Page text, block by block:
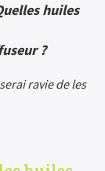
huiles
?
ravie de les